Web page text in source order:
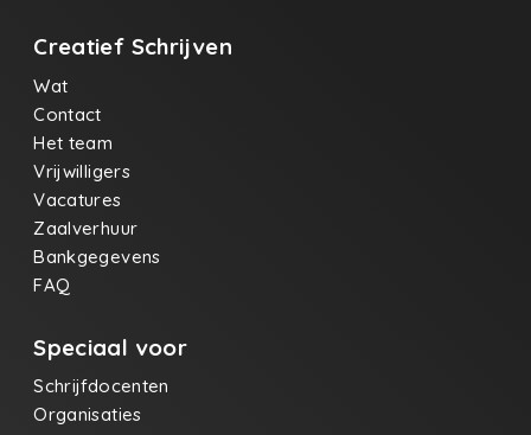
Creatief Schrijven
Wat
Contact
Het team
Vrijwilligers
Vacatures
Zaalverhuur
Bankgegevens
FAQ
Speciaal voor
Schrijfdocenten
Organisaties